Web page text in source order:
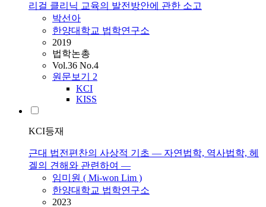
리걸 클리닉 교육의 발전방안에 관한 소고
박선아
한양대학교 법학연구소
2019
법학논총
Vol.36 No.4
원문보기 2
KCI
KISS
KCI등재
근대 법전편찬의 사상적 기초 ― 자연법학, 역사법학, 헤
겔의 견해와 관련하여 ―
임미원 ( Mi-won Lim )
한양대학교 법학연구소
2023